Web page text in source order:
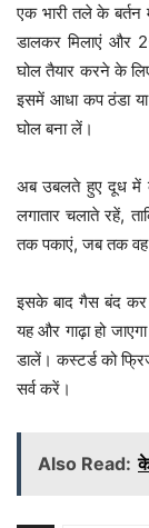
एक भारी तले के
डालकर मिलाएं और
घोल तैयार करने के
इसमें आधा कप ठंडा या
घोल बना लें।
अब उबलते हुए दूध में
लगातार चलाते रहें,
तक पकाएं, जब तक वह
इसके बाद गैस बंद कर
यह और गाढ़ा हो
डालें। कस्टर्ड को
सर्व करें।
Also Read: